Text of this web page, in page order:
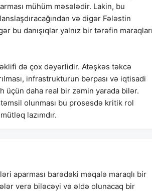
mühüm məsələdir. Lakin, bu
və digər Fələstin
bu danışıqlar yalnız bir tərəfin
də çox dəyərlidir. Atəşkəs təkcə
infrastrukturun bərpası və iqtisadi
üçün daha real bir zəmin yarada bilər.
olunması bu prosesdə kritik rol
lazımdır.
aparması barədəki məqalə maraqlı bir
verə biləcəyi və əldə olunacaq bir